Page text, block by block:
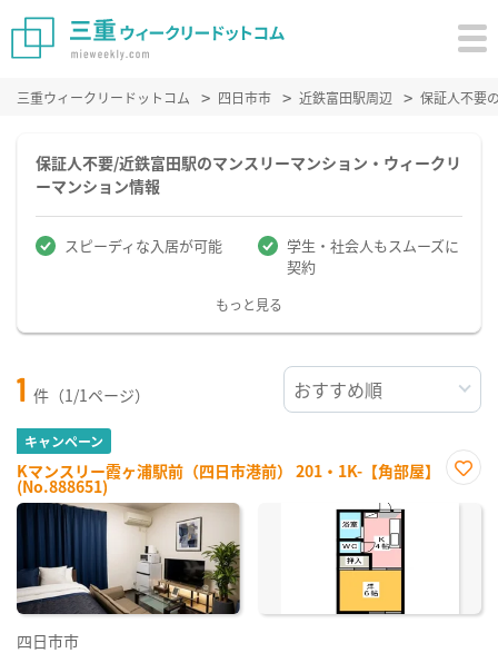
三重ウィークリードットコム 四日市市 近鉄富田駅周辺 保証人不要
保証人不要/近鉄富田駅のマンスリーマンション・ウィークリ
ーマンション情報
スピーディな入居が可能
学生・社会人もスムーズに
契約
もっと見る
1 件（1/1ページ）
キャンペーン
Kマンスリー霞ヶ浦駅前（四日市港前） 201・1K-【角部屋】
(No.888651)
に入
四日市市